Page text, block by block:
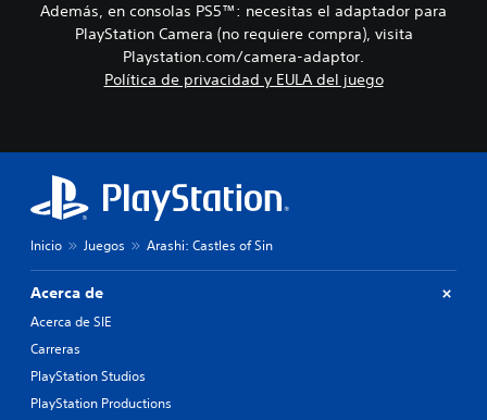
Además, en consolas PS5™: necesitas el adaptador para
PlayStation Camera (no requiere compra), visita
Playstation.com/camera-adaptor.
Política de privacidad y EULA del juego
Inicio Juegos Arashi: Castles of Sin
Acerca de
Acerca de SIE
Carreras
PlayStation Studios
PlayStation Productions